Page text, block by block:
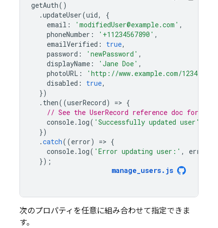
getAuth()
.updateUser(uid,
{
email : 'modifiedUser@example.com' ,
phoneNumber : '+11234567890' ,
emailVerified : true,
password : 'newPassword' ,
displayName : 'Jane Doe' ,
photoURL :
'http://www.example.com/
disabled : true,
})
. then((userRecord) => {
// See the UserRecord reference doc for the
console. log( 'Successfully updated user'
})
.catch((error) => {
console. log( 'Error updating user:' , error
});
manage_users. js
次のプロパティを任意に組み合わせて指定できま
す。